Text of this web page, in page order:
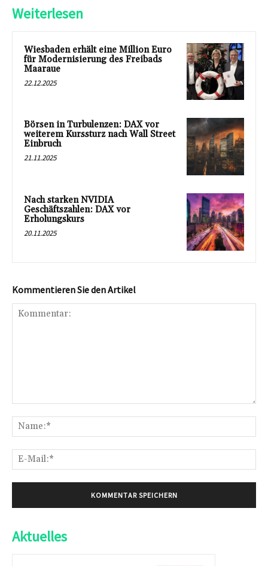
Weiterlesen
Wiesbaden erhält eine Million Euro
für Modernisierung des Freibads
Maaraue
22.12.2025
Börsen in Turbulenzen: DAX vor
weiterem Kurssturz nach Wall Street
Einbruch
21.11.2025
Nach starken NVIDIA
Geschäftszahlen: DAX vor
Erholungskurs
20.11.2025
Kommentieren Sie den Artikel
Aktuelles